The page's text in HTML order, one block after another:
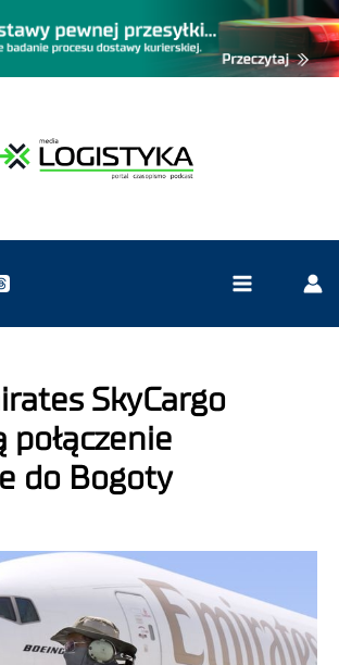
SkyCargo
połączenie
do Bogoty